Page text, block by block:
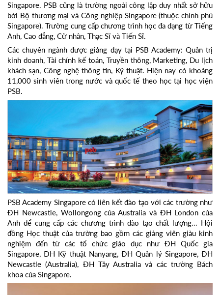
Singapore. PSB cũng là trường ngoài công lập duy nhất sở hữu
bởi Bộ thương mại và Công nghiệp Singapore (thuộc chính phủ
Singapore). Trường cung cấp chương trình học đa dạng từ Tiếng
Anh, Cao đẳng, Cử nhân, Thạc Sĩ và Tiến Sĩ.
Các chuyên ngành được giảng dạy tại PSB Academy: Quản trị
kinh doanh, Tài chính kế toán, Truyền thông, Marketing, Du lịch
khách sạn, Công nghệ thông tin, Kỹ thuật. Hiện nay có khoảng
11,000 sinh viên trong nước và quốc tế theo học tại học viện
PSB.
PSB Academy Singapore có liên kết đào tạo với các trường như
ĐH Newcastle, Wollongong của Australia và ĐH London của
Anh để cung cấp các chương trình đào tạo chất lượng... Hội
đồng Học thuật của trường bao gồm các giảng viên giàu kinh
nghiệm đến từ các tổ chức giáo dục như ĐH Quốc gia
Singapore, ĐH Kỹ thuật Nanyang, ĐH Quản lý Singapore, ĐH
Newcastle (Australia), ĐH Tây Australia và các trường Bách
khoa của Singapore.